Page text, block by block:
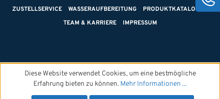
ZUSTELLSERVICE
WASSERAUFBEREITUNG
PRODUKTKATALOGE
TEAM & KARRIERE
IMPRESSUM
Diese Website verwendet Cookies, um eine bestmögliche
Erfahrung bieten zu können. Mehr Informationen ...